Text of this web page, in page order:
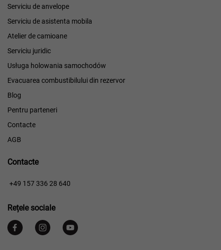
Serviciu de anvelope
Serviciu de asistenta mobila
Atelier de camioane
Serviciu juridic
Usługa holowania samochodów
Evacuarea combustibilului din rezervor
Blog
Pentru parteneri
Contacte
AGB
Contacte
+49 157 336 28 640
Rețele sociale